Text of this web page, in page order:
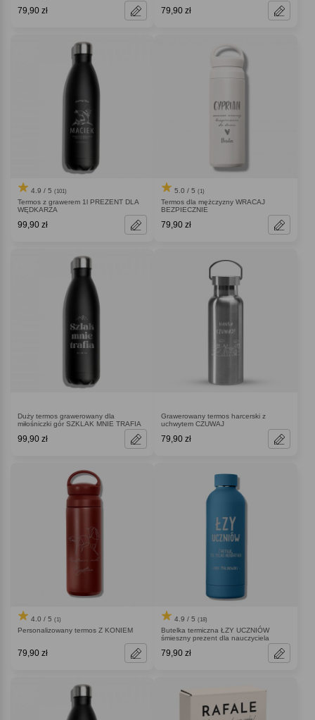
79,90 zł 79,90 zł
4.9 / 5 (101)
Termos z grawerem 1l PREZENT DLA
WĘDKARZA
99,90 zł
5.0 / 5 (1)
Termos dla mężczyzny WRACAJ
BEZPIECZNIE
79,90 zł
Duży termos grawerowany dla
miłośniczki gór SZKLAK MNIE TRAFIA
99,90 zł
Grawerowany termos harcerski z
uchwytem CZUWAJ
79,90 zł
4.0 / 5 (1)
Personalizowany termos Z KONIEM
79,90 zł
4.9 / 5 (18)
Butelka termiczna ŁZY UCZNIÓW
śmieszny prezent dla nauczyciela
79,90 zł